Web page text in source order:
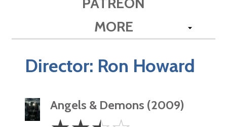
MORE
Director: Ron Howard
Angels & Demons (2009)
2.5